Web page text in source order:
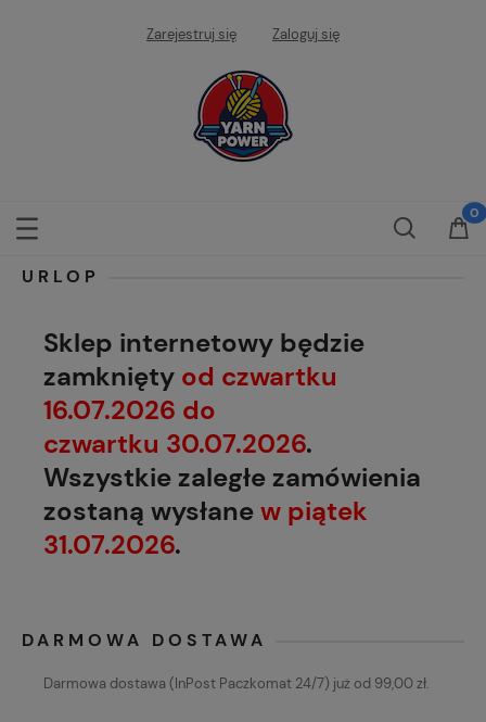
Zarejestruj się Zaloguj się
URLOP
Sklep internetowy będzie
zamknięty od czwartku
16.07.2026 do
czwartku 30.07.2026.
Wszystkie zaległe zamówienia
zostaną wysłanew piątek
31.07.2026.
DARMOWA DOSTAWA
Darmowa dostawa (InPost Paczkomat 24/7) już od 99,00 zł.